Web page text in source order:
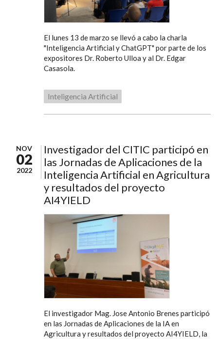
El lunes 13 de marzo se llevó a cabo la charla
"Inteligencia Artificial y ChatGPT" por parte de los
expositores Dr. Roberto Ulloa y al Dr. Edgar
Casasola.
Inteligencia Artificial
NOV
02
2022
Investigador del CITIC participó en
las Jornadas de Aplicaciones de la
Inteligencia Artificial en Agricultura
y resultados del proyecto
AI4YIELD
El investigador Mag. Jose Antonio Brenes participó
en las Jornadas de Aplicaciones de la IA en
Agricultura y resultados del proyecto AI4YIELD, la